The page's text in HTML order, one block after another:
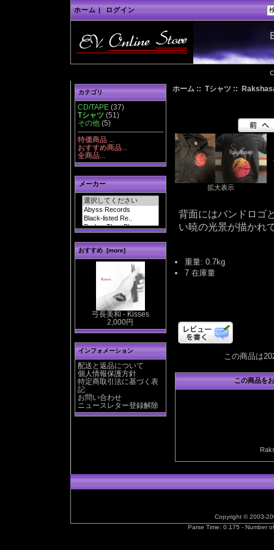
ホーム | ログイン
カテゴリ
CD/TAPE(37)
Tシャツ (51)
その他(5)
特価商品 ...
おすすめ商品...
全商品...
メーカー
おすすめ [more]
弓長美和 - Kisses
2,000円
インフォメーション
配送と返品について
個人情報保護方針
特定商取引法に基づく表
記
お問い合わせ
ニュースレター登録解除
ホーム ::Tシャツ ::
拡大表示
背面にはバンドロゴ
い暁の光景が描かれ
重量: 0.7kg
7 在庫量
この商品は
この商品を
Copyright © 2003-
Parse Time: 0.175 - Number